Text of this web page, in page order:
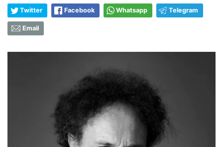
Twitter Facebook Whatsapp Telegram
Email